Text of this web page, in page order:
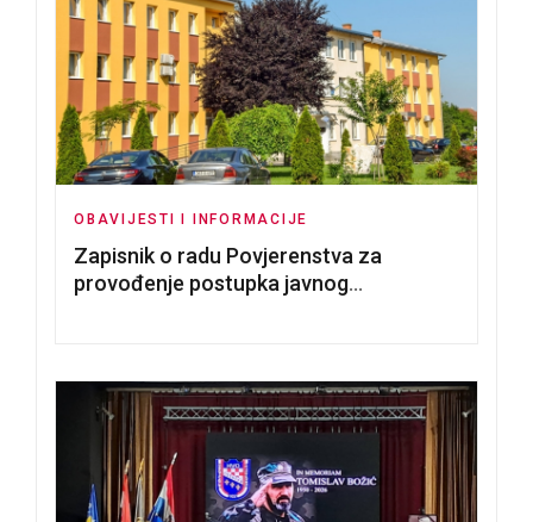
OBAVIJESTI I INFORMACIJE
Zapisnik o radu Povjerenstva za
provođenje postupka javnog